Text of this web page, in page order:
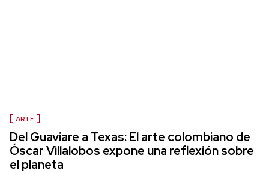
ARTE
Del Guaviare a Texas: El arte colombiano de
Óscar Villalobos expone una reflexión sobre
el planeta